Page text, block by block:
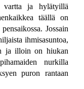
vartta ja hylätyillä
täällä on
Jossain
ihmisasuntoa,
ja illoin on hiukan
nurkilla
puron rantaan